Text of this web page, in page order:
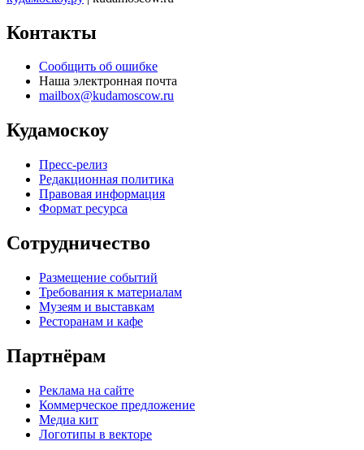
Контакты
Сообщить об ошибке
Наша электронная почта
mailbox@kudamoscow.ru
Кудамоскоу
Пресс-релиз
Редакционная политика
Правовая информация
Формат ресурса
Сотрудничество
Размещение событий
Требования к материалам
Музеям и выставкам
Ресторанам и кафе
Партнёрам
Реклама на сайте
Коммерческое предложение
Медиа кит
Логотипы в векторе